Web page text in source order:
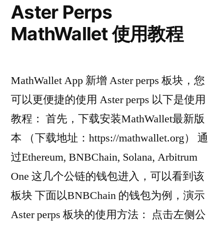
Aster Perps
MathWallet 使用教程
MathWallet App 新增 Aster perps 板块，您
可以更便捷的使用 Aster perps 以下是使用
教程： 首先，下载安装MathWallet最新版
本 （下载地址：https://mathwallet.org） 通
过Ethereum, BNBChain, Solana, Arbitrum
One 这几个公链的钱包进入，可以看到该
板块 下面以BNBChain 的钱包为例，演示
Aster perps 板块的使用方法： 点击左侧公